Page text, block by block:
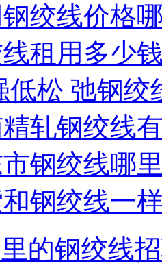
绞线价格
租用多少
低松 弛钢绞
轧钢绞线
钢绞线哪
钢绞线一
的钢绞线